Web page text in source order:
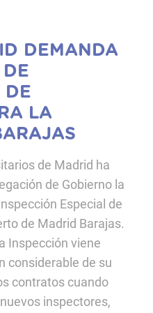
DEMANDA
DE
LA
de Madrid ha
de Gobierno la
Especial de
de Madrid Barajas.
Inspección viene
considerable de su
contratos cuando
inspectores,